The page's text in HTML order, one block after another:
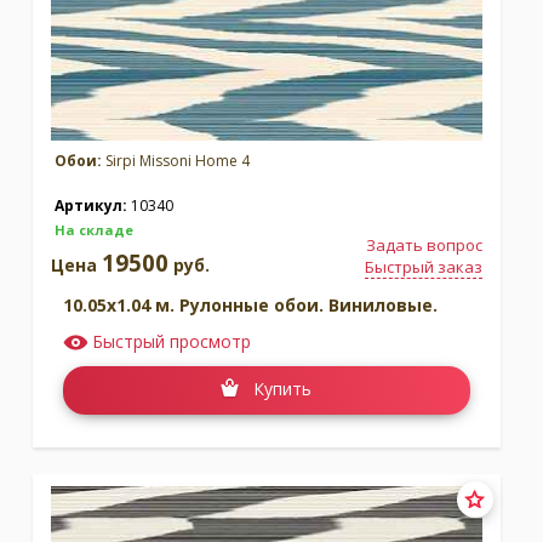
Обои: Sirpi Missoni Home 4
Артикул: 10340
На складе
Задать вопрос
Быстрый заказ
Цена 19500 руб.
10.05x1.04 м. Рулонные обои. Виниловые.
Быстрый просмотр
Купить